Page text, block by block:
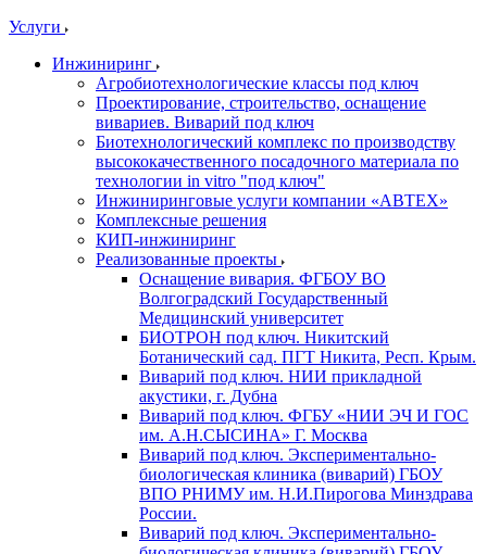
Услуги
Инжиниринг
Агробиотехнологические классы под ключ
Проектирование, строительство, оснащение
вивариев. Виварий под ключ
Биотехнологический комплекс по производству
высококачественного посадочного материала по
технологии in vitro "под ключ"
Инжиниринговые услуги компании «АВТЕХ»
Комплексные решения
КИП-инжиниринг
Реализованные проекты
Оснащение вивария. ФГБОУ ВО
Волгоградский Государственный
Медицинский университет
БИОТРОН под ключ. Никитский
Ботанический сад. ПГТ Никита, Респ. Крым.
Виварий под ключ. НИИ прикладной
акустики, г. Дубна
Виварий под ключ. ФГБУ «НИИ ЭЧ И ГОС
им. А.Н.СЫСИНА» Г. Москва
Виварий под ключ. Экспериментально-
биологическая клиника (виварий) ГБОУ
ВПО РНИМУ им. Н.И.Пирогова Минздрава
России.
Виварий под ключ. Экспериментально-